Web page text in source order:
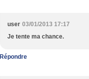
user 03/01/2013 17:17
Je tente ma chance.
Répondre